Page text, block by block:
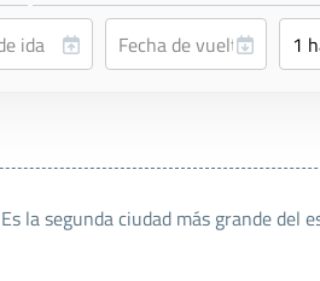
la segunda ciudad más grande del